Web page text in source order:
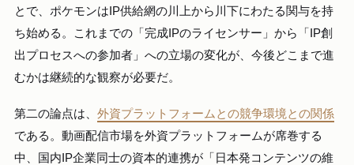
とで、ポケモンはIP供給網の川上から川下にわたる関与を持
ち始める。これまでの「完成IPのライセンサー」から「IP創
出プロセスへの参加者」への立場の変化が、今後どこまで進
むかは継続的な観察が必要だ。
第二の論点は、 外資プラットフォームとの競争環境との関係
である。動画配信市場を外資プラットフォームが席巻する
中、国内IP企業同士の資本的連携が「日本発コンテンツの維